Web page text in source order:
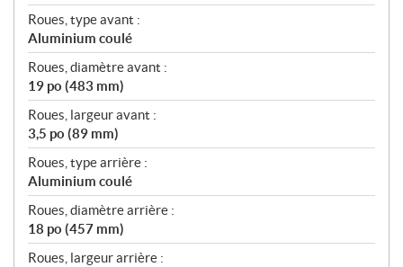
Roues, type avant :
Aluminium coulé
Roues, diamètre avant :
19 po (483 mm)
Roues, largeur avant :
3,5 po (89 mm)
Roues, type arrière :
Aluminium coulé
Roues, diamètre arrière :
18 po (457 mm)
Roues, largeur arrière :